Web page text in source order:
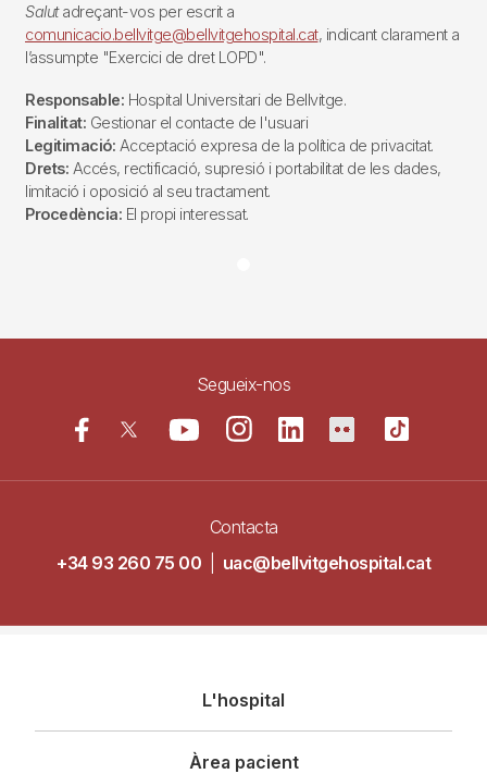
Salutadreçant-vos per escrit a
comunicacio.bellvitge@bellvitgehospital.cat, indicant clarament a
l’assumpte "Exercici de dret LOPD".
Responsable: Hospital Universitari de Bellvitge.
Finalitat: Gestionar el contacte de l'usuari
Legitimació: Acceptació expresa de la política de privacitat.
Drets: Accés, rectificació, supresió i portabilitat de les dades,
limitació i oposició al seu tractament.
Procedència: El propi interessat.
Segueix-nos
Contacta
+34 93 260 75 00
uac@bellvitgehospital.cat
principal
L'hospital
Àrea pacient